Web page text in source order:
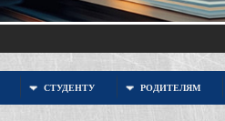
СТУДЕНТУ РОДИТЕЛЯМ